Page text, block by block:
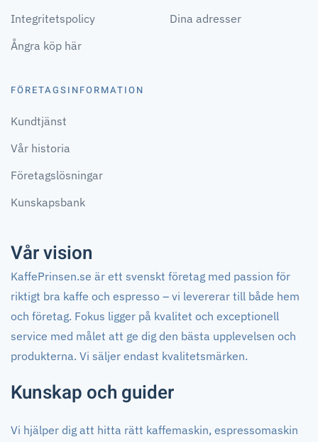
Integritetspolicy
Ångra köp här
Dina adresser
FÖRETAGSINFORMATION
Kundtjänst
Vår historia
Företagslösningar
Kunskapsbank
Vår vision
KaffePrinsen.se är ett svenskt företag med passion för
riktigt bra kaffe och espresso – vi levererar till både hem
och företag. Fokus ligger på kvalitet och exceptionell
service med målet att ge dig den bästa upplevelsen och
produkterna. Vi säljer endast kvalitetsmärken.
Kunskap och guider
Vi hjälper dig att hitta rätt kaffemaskin, espressomaskin